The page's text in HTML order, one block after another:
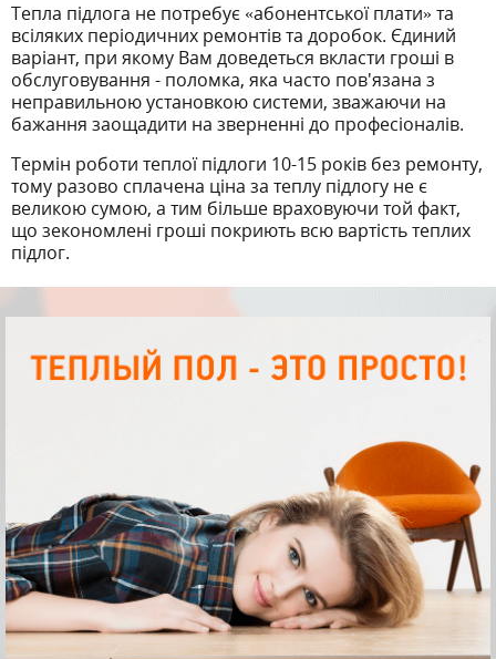
Тепла підлога не потребує «абонентської плати» та
всіляких періодичних ремонтів та доробок. Єдиний
варіант, при якому Вам доведеться вкласти гроші в
обслуговування - поломка, яка часто пов'язана з
неправильною установкою системи, зважаючи на
бажання заощадити на зверненні до професіоналів.
Термін роботи теплої підлоги 10-15 років без ремонту,
тому разово сплачена ціна за теплу підлогу не є
великою сумою, а тим більше враховуючи той факт,
що зекономлені гроші покриють всю вартість теплих
підлог.